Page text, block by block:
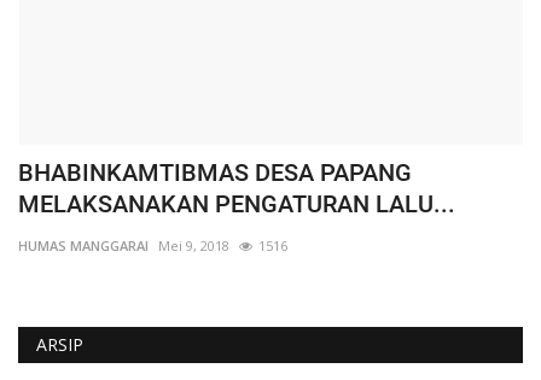
BHABINKAMTIBMAS DESA PAPANG
MELAKSANAKAN PENGATURAN LALU...
HUMAS MANGGARAI Mei 9, 2018 1516
ARSIP